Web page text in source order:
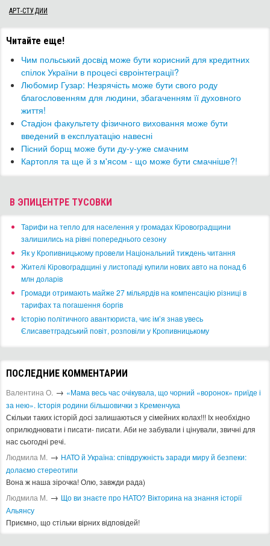
АРТ-СТУДИИ
Читайте еще!
​Чим польський досвід може бути корисний для кредитних
спілок України в процесі євроінтеграції?
​Любомир Гузар: Незрячість може бути свого роду
благословенням для людини, збагаченням її духовного
життя!
Стадіон факультету фізичного виховання може бути
введений в експлуатацію навесні
Пісний борщ може бути ду-у-уже смачним
Картопля та ще й з м'ясом - що може бути смачніше?!
В ЭПИЦЕНТРЕ ТУСОВКИ
​Тарифи на тепло для населення у громадах Кіровоградщини
залишились на рівні попереднього сезону
​Як у Кропивницькому провели Національний тиждень читання
​Жителі Кіровоградщині у листопаді купили нових авто на понад 6
млн доларів
​Громади отримають майже 27 мільярдів на компенсацію різниці в
тарифах та погашення боргів
Історію політичного авантюриста, чиє ім’я знав увесь
Єлисаветградський повіт, розповіли у Кропивницькому
ПОСЛЕДНИЕ КОММЕНТАРИИ
Валентина О. → «Мама весь час очікувала, що чорний «воронок» приїде і
за нею». Історія родини більшовички з Кременчука
Скільки таких історій досі залишаються у сімейних колах!!! Іх необхідно
оприлюднювати і писати- писати. Аби не забували і цінували, звичні для
нас сьогодні речі.
Людмила М. → ​НАТО й Україна: співдружність заради миру й безпеки:
долаємо стереотипи
Вона ж наша зірочка! Олю, завжди рада)
Людмила М. → Що ви знаєте про НАТО? Вікторина на знання історії
Альянсу ​
Приємно, що стільки вірних відповідей!